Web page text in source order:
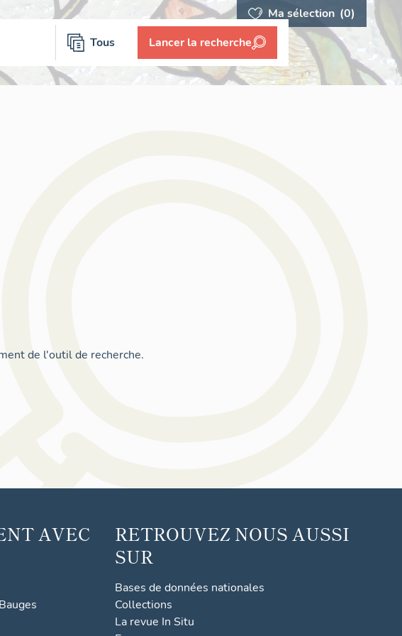
Ma sélection (0)
Tous Lancer la recherche
de l'outil de recherche.
AVEC
RETROUVEZ NOUS AUSSI
SUR
Bases de données nationales
Collections
La revue In Situ